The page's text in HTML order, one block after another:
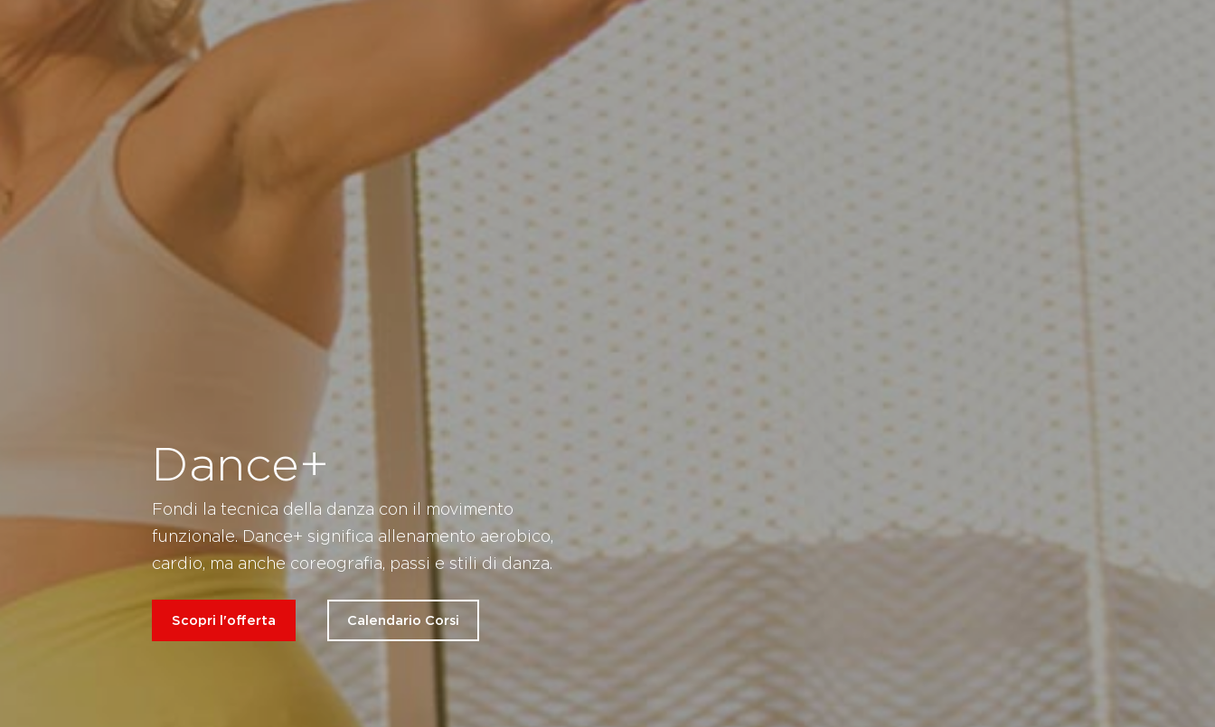
Dance+
Fondi la tecnica della danza con il movimento
funzionale. Dance+ significa allenamento aerobico,
cardio, ma anche coreografia, passi e stili di danza.
Scopri l'offerta Calendario Corsi